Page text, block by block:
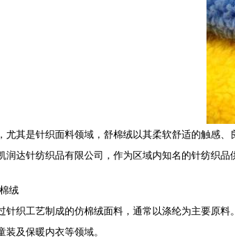
尤其是针织面料领域，舒棉绒以其柔软舒适的触感
润达针纺织品有限公司，作为区域内知名的针纺织
绒
针织工艺制成的仿棉绒面料，通常以涤纶为主要原
装及保暖内衣等领域。